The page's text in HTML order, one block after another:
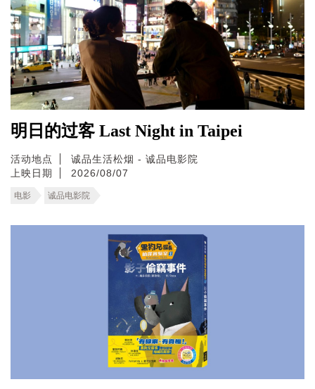
明日的过客 Last Night in Taipei
活动地点
诚品生活松烟 - 诚品电影院
上映日期
2026/08/07
电影 诚品电影院